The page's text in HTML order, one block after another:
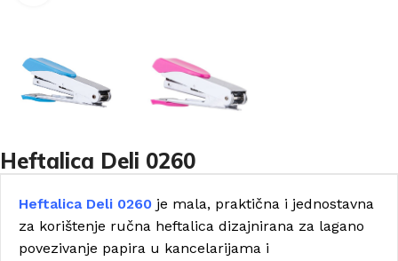
Heftalica Deli 0260
Heftalica Deli 0260 je mala, praktična i jednostavna
za korištenje ručna heftalica dizajnirana za lagano
povezivanje papira u kancelarijama i